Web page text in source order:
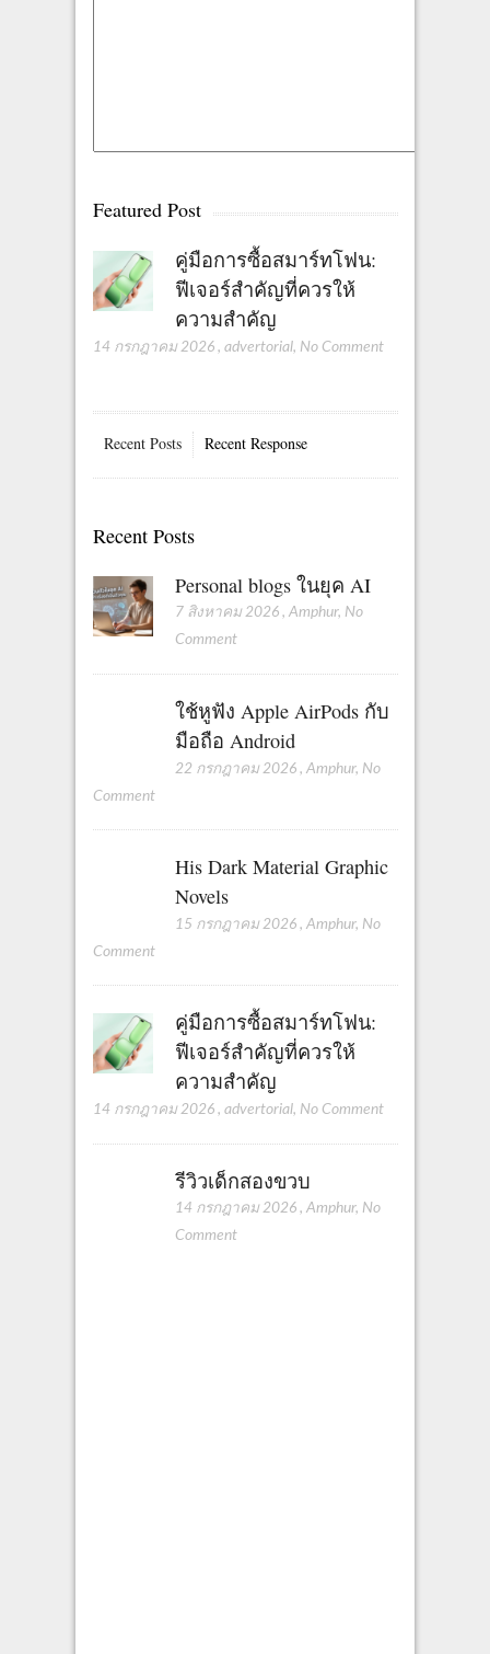
Featured Post
คู่มือการซื้อสมาร์ทโฟน:
ฟีเจอร์สำคัญที่ควรให้
ความสำคัญ
14 กรกฎาคม 2026 , advertorial, No Comment
Recent Posts Recent Response
Recent Posts
Personal blogs ในยุค AI
7 สิงหาคม 2026 , Amphur, No
Comment
ใช้หูฟัง Apple AirPods กับ
มือถือ Android
22 กรกฎาคม 2026 , Amphur, No
Comment
His Dark Material Graphic
Novels
15 กรกฎาคม 2026 , Amphur, No
Comment
คู่มือการซื้อสมาร์ทโฟน:
ฟีเจอร์สำคัญที่ควรให้
ความสำคัญ
14 กรกฎาคม 2026 , advertorial, No Comment
รีวิวเด็กสองขวบ
14 กรกฎาคม 2026 , Amphur, No
Comment